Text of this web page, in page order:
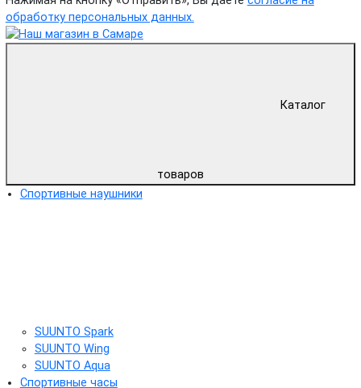
обработку персональных данных.
Каталог
товаров
Спортивные наушники
SUUNTO Spark
SUUNTO Wing
SUUNTO Aqua
Спортивные часы